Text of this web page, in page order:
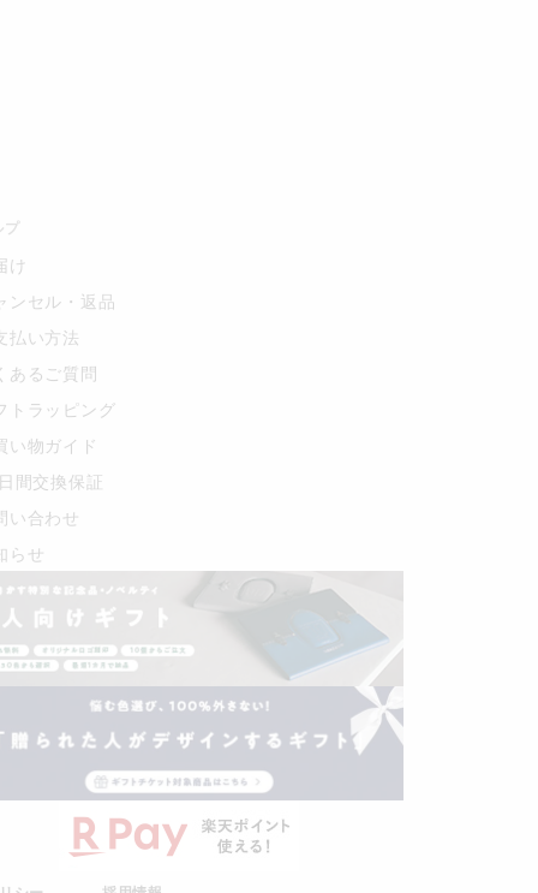
プ
け
ンセル・返品
払い方法
あるご質問
トラッピング
い物ガイド
間交換保証
い合わせ
らせ